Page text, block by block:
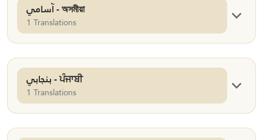
آسامي - অসমীয়া
1 Translations
بنجابي - ਪੰਜਾਬੀ
1 Translations